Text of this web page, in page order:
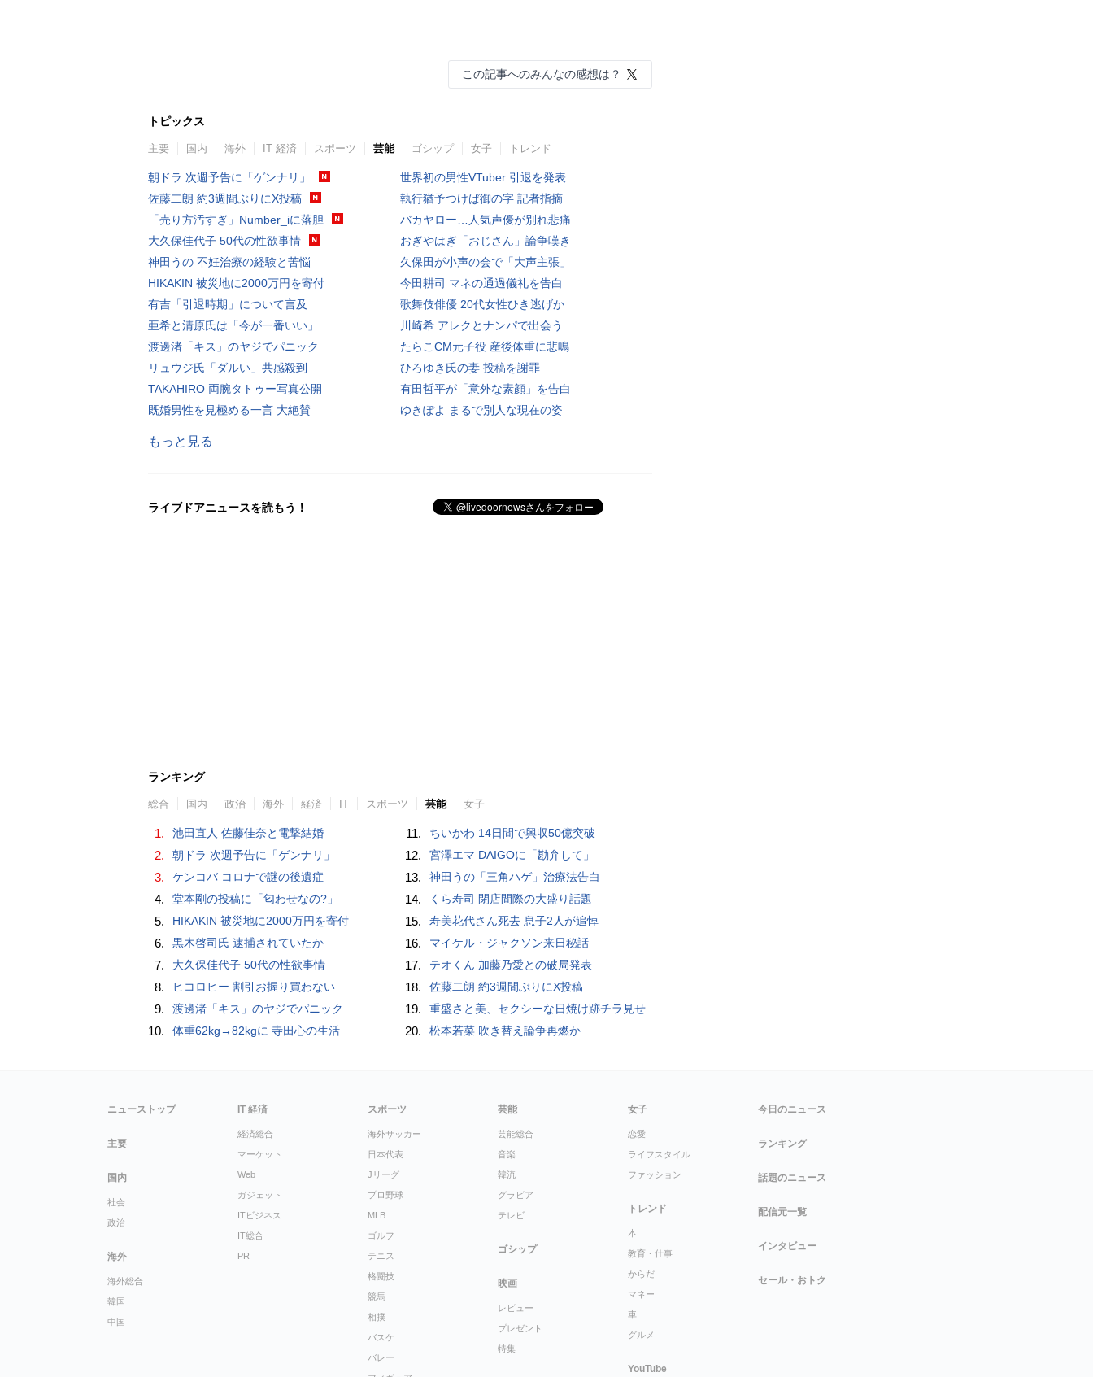
この記事へのみんなの感想は？
トピックス
主要 国内 海外 IT 経済 スポーツ 芸能 ゴシップ 女子 トレンド
朝ドラ 次週予告に「ゲンナリ」
佐藤二朗 約3週間ぶりにX投稿
「売り方汚すぎ」Number_iに落胆
大久保佳代子 50代の性欲事情
神田うの 不妊治療の経験と苦悩
HIKAKIN 被災地に2000万円を寄付
有吉「引退時期」について言及
亜希と清原氏は「今が一番いい」
渡邊渚「キス」のヤジでパニック
リュウジ氏「ダルい」共感殺到
TAKAHIRO 両腕タトゥー写真公開
既婚男性を見極める一言 大絶賛
世界初の男性VTuber 引退を発表
執行猶予つけば御の字 記者指摘
バカヤロー…人気声優が別れ悲痛
おぎやはぎ「おじさん」論争嘆き
久保田が小声の会で「大声主張」
今田耕司 マネの通過儀礼を告白
歌舞伎俳優 20代女性ひき逃げか
川崎希 アレクとナンパで出会う
たらこCM元子役 産後体重に悲鳴
ひろゆき氏の妻 投稿を謝罪
有田哲平が「意外な素顔」を告白
ゆきぽよ まるで別人な現在の姿
もっと見る
ライブドアニュースを読もう！
ランキング
総合 国内 政治 海外 経済 IT スポーツ 芸能 女子
1. 池田直人 佐藤佳奈と電撃結婚
2. 朝ドラ 次週予告に「ゲンナリ」
3. ケンコバ コロナで謎の後遺症
4. 堂本剛の投稿に「匂わせなの?」
5. HIKAKIN 被災地に2000万円を寄付
6. 黒木啓司氏 逮捕されていたか
7. 大久保佳代子 50代の性欲事情
8. ヒコロヒー 割引お握り買わない
9. 渡邊渚「キス」のヤジでパニック
10. 体重62kg→82kgに 寺田心の生活
11. ちいかわ 14日間で興収50億突破
12. 宮澤エマ DAIGOに「勘弁して」
13. 神田うの「三角ハゲ」治療法告白
14. くら寿司 閉店間際の大盛り話題
15. 寿美花代さん死去 息子2人が追悼
16. マイケル・ジャクソン来日秘話
17. テオくん 加藤乃愛との破局発表
18. 佐藤二朗 約3週間ぶりにX投稿
19. 重盛さと美、セクシーな日焼け跡チラ見せ
20. 松本若菜 吹き替え論争再燃か
ニューストップ
主要
国内
社会
政治
海外
海外総合
韓国
中国
IT 経済
経済総合
マーケット
Web
ガジェット
ITビジネス
IT総合
PR
スポーツ
海外サッカー
日本代表
Jリーグ
プロ野球
MLB
ゴルフ
テニス
格闘技
競馬
相撲
バスケ
バレー
芸能
芸能総合
音楽
韓流
グラビア
テレビ
ゴシップ
映画
レビュー
プレゼント
特集
女子
恋愛
ライフスタイル
ファッション
トレンド
本
教育・仕事
からだ
マネー
車
グルメ
YouTube
今日のニュース
ランキング
話題のニュース
配信元一覧
インタビュー
セール・おトク